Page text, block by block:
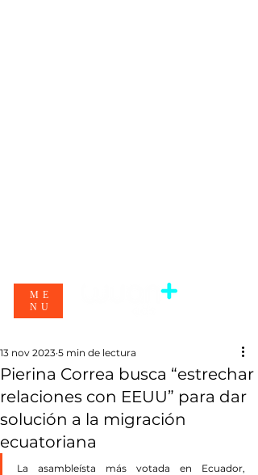
ME
NU
Pierina Correa busca “estrechar
relaciones con EEUU” para dar
solución a la migración
ecuatoriana
13 nov 2023 5 min de lectura
La asambleísta más votada en Ecuador,